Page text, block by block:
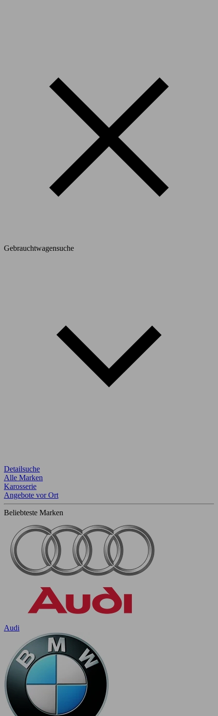
Gebrauchtwagensuche
Detailsuche
Alle Marken
Karosserie
Angebote vor Ort
Beliebteste Marken
Audi